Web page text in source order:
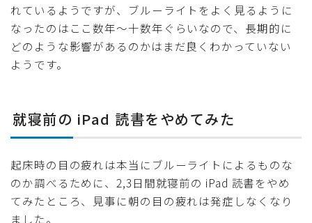
れているようですが、ブルーライトをよく見るように
なったのはここ数年〜十数年ぐらいなので、長期的に
どのような影響があるのかはまだ良くわかっていない
ようです。
就寝前の iPad 読書をやめてみた
起床時の目の疲れは本当にブルーライトによるものな
のか調べるために、2,3日間就寝前の iPad 読書をやめ
てみたところ、見事に朝の目の疲れは発症しなくなり
ました。